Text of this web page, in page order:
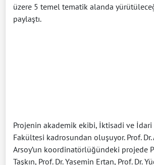
üzere 5 temel tematik alanda
paylaştı.
Projenin akademik ekibi, İktisadi ve
Fakültesi kadrosundan oluşuyor. Prof. Dr.
Arsoy’un koordinatörlüğündeki projede
Taşkın, Prof. Dr. Yasemin Ertan, Prof. Dr.